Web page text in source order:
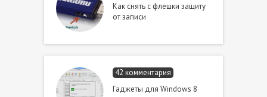
Как снять с флешки защиту
от записи
42 комментария
Гаджеты для Windows 8